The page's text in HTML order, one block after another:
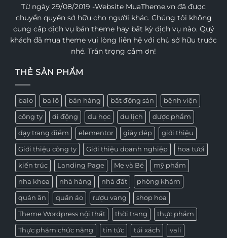
Từ ngày 29/08/2019 -Website MuaTheme.vn đã được
chuyển quyền sở hữu cho người khác. Chúng tôi không
cung cấp dịch vụ bán theme hay bất kỳ dịch vụ nào. Quý
khách đã mua theme vui lòng liên hệ với chủ sở hữu trước
nhé. Trân trọng cảm ơn!
THẺ SẢN PHẨM
balo ba lô bán hàng bất động sản bệnh viện
công ty di động du học du lịch dược phẩm
dạy trang điểm elementor giày dép giới thiệu
Giới thiệu công ty Giới thiệu doanh nghiệp hoa tươi
kiến trúc Landing Page Mẹ và Bé mỹ phẩm
nha khoa nhà hàng nhà đất phòng khám
quán ăn quần áo rượu vang shop hoa
Theme Wordpress nội thất thời trang thực phẩm
Thực phẩm chức năng tin tức túi xách vali